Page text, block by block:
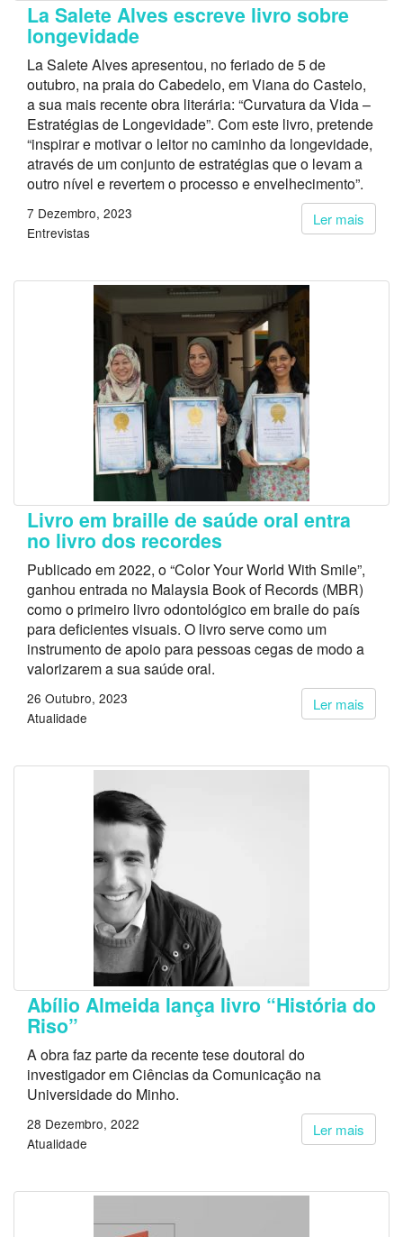
La Salete Alves escreve livro sobre
longevidade
La Salete Alves apresentou, no feriado de 5 de
outubro, na praia do Cabedelo, em Viana do Castelo,
a sua mais recente obra literária: “Curvatura da Vida –
Estratégias de Longevidade”. Com este livro, pretende
“inspirar e motivar o leitor no caminho da longevidade,
através de um conjunto de estratégias que o levam a
outro nível e revertem o processo e envelhecimento”.
Ler mais
7 Dezembro, 2023
Entrevistas
Livro em braille de saúde oral entra
no livro dos recordes
Publicado em 2022, o “Color Your World With Smile”,
ganhou entrada no Malaysia Book of Records (MBR)
como o primeiro livro odontológico em braile do país
para deficientes visuais. O livro serve como um
instrumento de apoio para pessoas cegas de modo a
valorizarem a sua saúde oral.
Ler mais
26 Outubro, 2023
Atualidade
Abílio Almeida lança livro “História do
Riso”
A obra faz parte da recente tese doutoral do
investigador em Ciências da Comunicação na
Universidade do Minho.
Ler mais
28 Dezembro, 2022
Atualidade